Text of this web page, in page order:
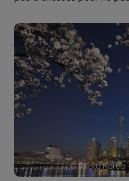
© Photo Korea